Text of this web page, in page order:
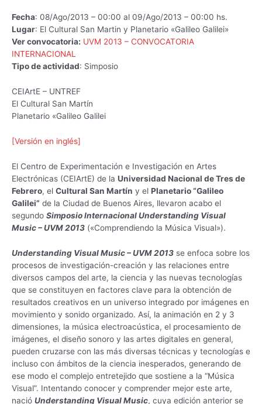
Fecha: 08/Ago/2013 – 00:00 al 09/Ago/2013 – 00:00 hs.
Lugar: El Cultural San Martin y Planetario «Galileo Galilei»
Ver convocatoria: UVM 2013 – CONVOCATORIA
INTERNACIONAL
Tipo de actividad: Simposio
CEIArtE – UNTREF
El Cultural San Martín
Planetario «Galileo Galilei
[Versión en inglés]
El Centro de Experimentación e Investigación en Artes
Electrónicas (CEIArtE) de la Universidad Nacional de Tres de
Febrero, el Cultural San Martín y el Planetario “Galileo
Galilei” de la Ciudad de Buenos Aires, llevaron acabo el
segundo Simposio Internacional Understanding Visual
Music – UVM 2013 («Comprendiendo la Música Visual»).
Understanding Visual Music – UVM 2013 se enfoca sobre los
procesos de investigación-creación y las relaciones entre
diversos campos del arte, la ciencia y las nuevas tecnologías
que se constituyen en factores clave para la obtención de
resultados creativos en un universo integrado por imágenes en
movimiento y sonido organizado. Así, la animación en 2 y 3
dimensiones, la música electroacústica, el procesamiento de
imágenes, el diseño sonoro y las artes digitales en general,
pueden cruzarse con las más diversas técnicas y tecnologías e
incluso con ámbitos de la ciencia inesperados, generando de
ese modo el complejo entretejido que sostiene a la “Música
Visual”. Intentando conocer y comprender mejor este arte,
nació Understanding Visual Music, cuya edición anterior se